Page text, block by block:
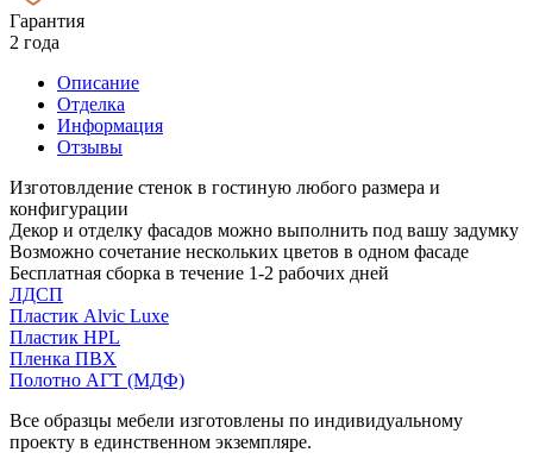
Гарантия
2 года
Описание
Отделка
Информация
Отзывы
Изготовлдение стенок в гостиную любого размера и
конфигурации
Декор и отделку фасадов можно выполнить под вашу задумку
Возможно сочетание нескольких цветов в одном фасаде
Бесплатная сборка в течение 1-2 рабочих дней
ЛДСП
Пластик Alvic Luxe
Пластик HPL
Пленка ПВХ
Полотно АГТ (МДФ)
Все образцы мебели изготовлены по индивидуальному
проекту в единственном экземпляре.